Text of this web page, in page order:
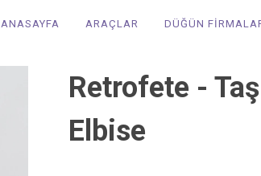
ANASAYFA ARAÇLAR DÜĞÜN
Retrofete -
Elbise